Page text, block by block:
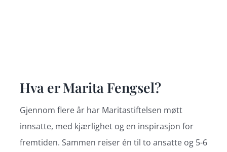
Hva er Marita Fengsel?
Gjennom flere år har Maritastiftelsen møtt
innsatte, med kjærlighet og en inspirasjon for
fremtiden. Sammen reiser én til to ansatte og 5-6